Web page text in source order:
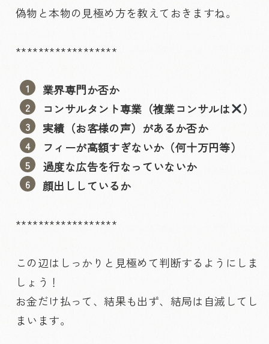
偽物と本物の見極め方を教えておきますね。
******************
業界専門か否か
コンサルタント専業（複業コンサルは
）
実績（お客様の声）があるか否か
フィーが高額すぎないか（何十万円等）
過度な広告を行なっていないか
顔出ししているか
******************
この辺はしっかりと見極めて判断するようにしま
しょう！
お金だけ払って、結果も出ず、結局は自滅してし
まいます。